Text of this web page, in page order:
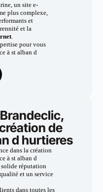
un site e-
plus complexe,
et
et la
.
pour vous
à st alban d
de
d hurtieres
dans la création
à st alban d
solide réputation
et un service
dans toutes les